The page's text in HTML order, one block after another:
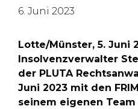
6. Juni 2023
Lotte/Münster, 5. Juni
Insolvenzverwalter
der PLUTA
Juni 2023 mit den
seinem eigenen Team